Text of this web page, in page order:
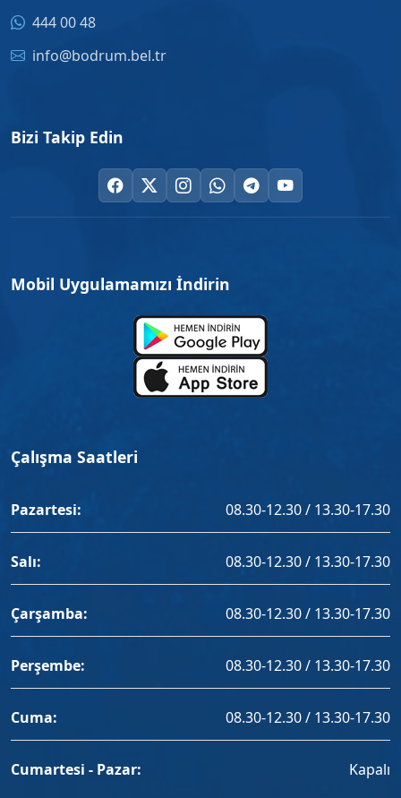
444 00 48
info@bodrum.bel.tr
Bizi Takip Edin
Mobil Uygulamamızı İndirin
Çalışma Saatleri
Pazartesi: 08.30-12.30 / 13.30-17.30
Salı: 08.30-12.30 / 13.30-17.30
Çarşamba: 08.30-12.30 / 13.30-17.30
Perşembe: 08.30-12.30 / 13.30-17.30
Cuma: 08.30-12.30 / 13.30-17.30
Cumartesi - Pazar: Kapalı